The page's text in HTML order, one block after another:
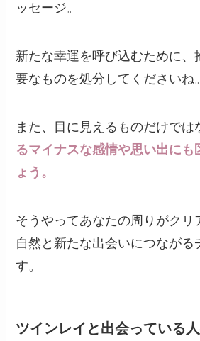
ッセージ。
新たな幸運を呼び込むために、
要なものを処分してくださいね。
また、目に見えるものだけでは
るマイナスな感情や思い出にも
ょう。
そうやってあなたの周りがクリ
自然と新たな出会いにつながる
す。
ツインレイと出会っている